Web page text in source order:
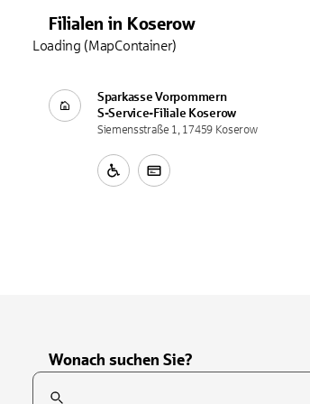
Filialen in Koserow
Sparkasse Vorpommern
S-Service-Filiale Koserow
Siemensstraße 1, 17459 Koserow
Loading (MapContainer)
Wonach suchen Sie?
Suchfeld